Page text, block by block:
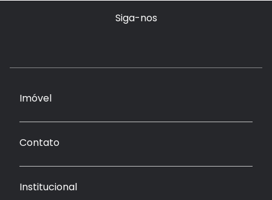
Siga-nos
Imóvel
Contato
Institucional